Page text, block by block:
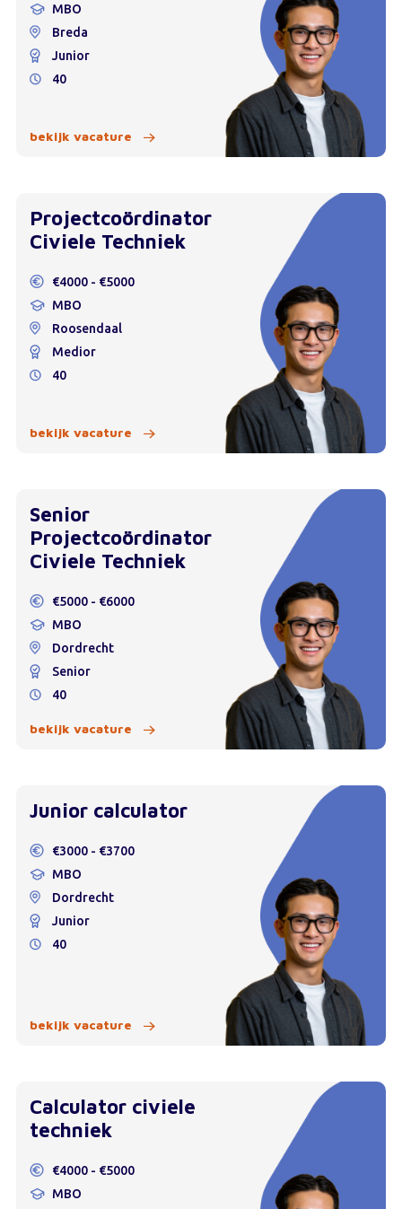
MBO
Breda
Junior
40
bekijk vacature
Projectcoördinator
Civiele Techniek
€4000 - €5000
MBO
Roosendaal
Medior
40
bekijk vacature
Senior
Projectcoördinator
Civiele Techniek
€5000 - €6000
MBO
Dordrecht
Senior
40
bekijk vacature
Junior calculator
€3000 - €3700
MBO
Dordrecht
Junior
40
bekijk vacature
Calculator civiele
techniek
€4000 - €5000
MBO